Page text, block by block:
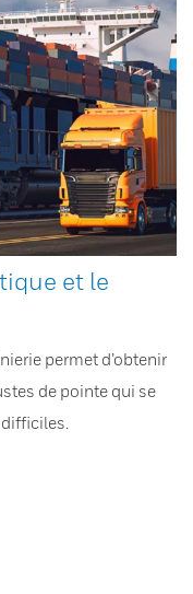
et le
permet d’obtenir
de pointe qui se